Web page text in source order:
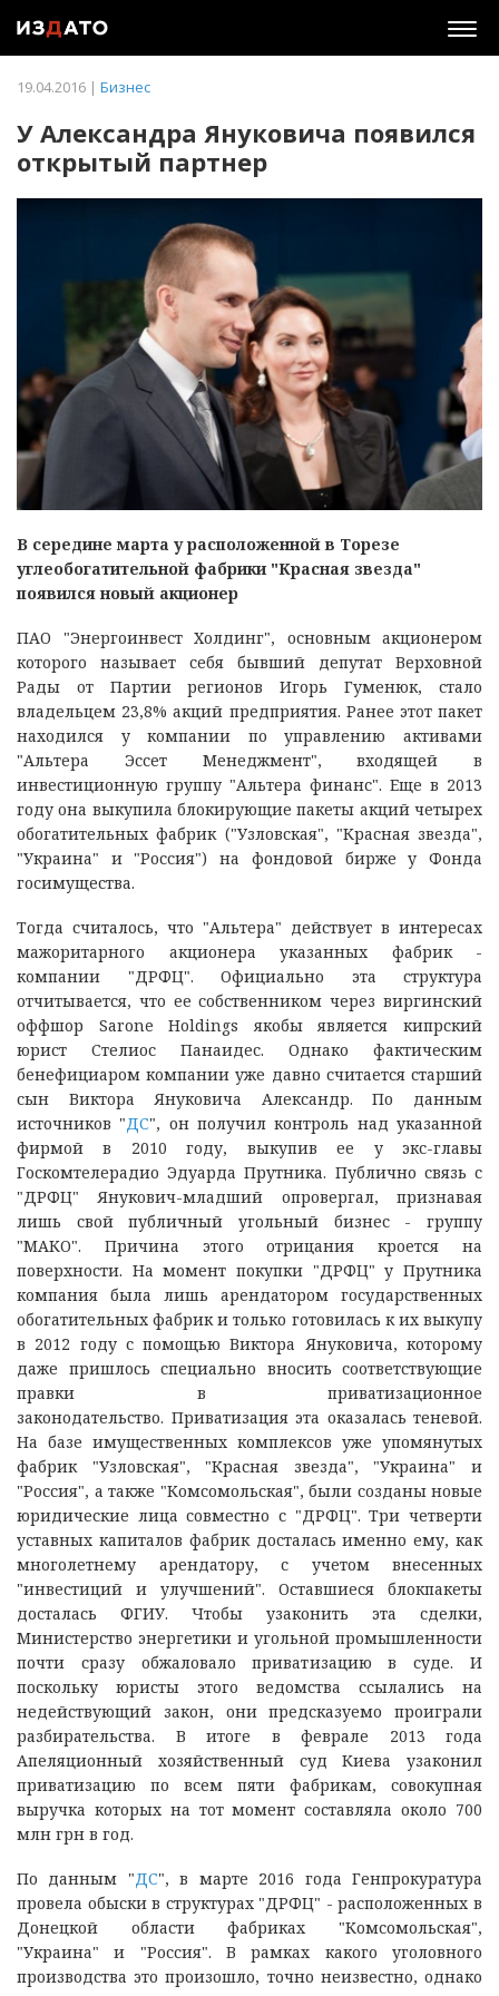
19.04.2016 | Бизнес
У Александра Януковича появился
открытый партнер
В середине марта у расположенной в Торезе
углеобогатительной фабрики "Красная звезда"
появился новый акционер
ПАО "Энергоинвест Холдинг", основным акционером
которого называет себя бывший депутат Верховной
Рады от Партии регионов Игорь Гуменюк, стало
владельцем 23,8% акций предприятия. Ранее этот пакет
находился у компании по управлению активами
"Альтера Эссет Менеджмент", входящей в
инвестиционную группу "Альтера финанс". Еще в 2013
году она выкупила блокирующие пакеты акций четырех
обогатительных фабрик ("Узловская", "Красная звезда",
"Украина" и "Россия") на фондовой бирже у Фонда
госимущества.
Тогда считалось, что "Альтера" действует в интересах
мажоритарного акционера указанных фабрик -
компании "ДРФЦ". Официально эта структура
отчитывается, что ее собственником через виргинский
оффшор Sarone Holdings якобы является кипрский
юрист Стелиос Панаидес. Однако фактическим
бенефициаром компании уже давно считается старший
сын Виктора Януковича Александр. По данным
источников "ДС", он получил контроль над указанной
фирмой в 2010 году, выкупив ее у экс-главы
Госкомтелерадио Эдуарда Прутника. Публично связь с
"ДРФЦ" Янукович-младший опровергал, признавая
лишь свой публичный угольный бизнес - группу
"МАКО". Причина этого отрицания кроется на
поверхности. На момент покупки "ДРФЦ" у Прутника
компания была лишь арендатором государственных
обогатительных фабрик и только готовилась к их выкупу
в 2012 году с помощью Виктора Януковича, которому
даже пришлось специально вносить соответствующие
правки в приватизационное
законодательство. Приватизация эта оказалась теневой.
На базе имущественных комплексов уже упомянутых
фабрик "Узловская", "Красная звезда", "Украина" и
"Россия", а также "Комсомольская", были созданы новые
юридические лица совместно с "ДРФЦ". Три четверти
уставных капиталов фабрик досталась именно ему, как
многолетнему арендатору, с учетом внесенных
"инвестиций и улучшений". Оставшиеся блокпакеты
досталась ФГИУ. Чтобы узаконить эта сделки,
Министерство энергетики и угольной промышленности
почти сразу обжаловало приватизацию в суде. И
поскольку юристы этого ведомства ссылались на
недействующий закон, они предсказуемо проиграли
разбирательства. В итоге в феврале 2013 года
Апеляционный хозяйственный суд Киева узаконил
приватизацию по всем пяти фабрикам, совокупная
выручка которых на тот момент составляла около 700
млн грн в год.
По данным "ДС", в марте 2016 года Генпрокуратура
провела обыски в структурах "ДРФЦ" - расположенных в
Донецкой области фабриках "Комсомольская",
"Украина" и "Россия". В рамках какого уголовного
производства это произошло, точно неизвестно, однако